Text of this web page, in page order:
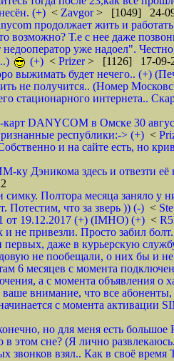
(+) < Zavgor> [1049] 24-
продолжает жить и
возможно? Т.е с нее даже
уже надоел".
(+) < Prizer> [1126] 17-09-
выжимать будет нечего.. (+)
не получится.. (Номер
стационарного интернета..
DANYCOM в Омске 30
республики:-> (+) <
и на сайте есть, но
ку Дэникома здесь и отвезти
симку. Полтора месяца заняло
Потестим, что за зверь )) (-) <
от 19.12.2017 (+) (IMHO) (+) <
не привезли. Просто забил
даже в курьерскую
не пообещали, о них бы и
6 месяцев с момента
а с момента объявления о
внимание, что все
с момента
но для меня есть
в этом сне? (Я лично
звонков взял.. Как в своё